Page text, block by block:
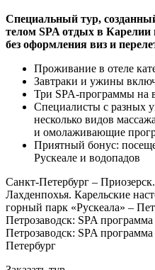
Специальный тур,
телом SPA отдых в Карелии
без оформления виз и
Проживание в отеле
Завтраки и ужины
Три SPA-программы на
Специалисты с разных
несколько видов
и омолаживающие
Приятный бонус:
Рускеале и водопадов
Санкт-Петербург –
Лахденпохья. Карельские
горный парк «Рускеала» –
Петрозаводск: SPA
Петрозаводск: SPA
Петербург